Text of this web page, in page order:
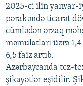
2025-ci ilin yanvar-
pərakəndə ticarət
cümlədən ərzaq
məmulatları üzrə
6,5 faiz artıb.
Azərbaycanda tez-
şikayətlər eşidilir.